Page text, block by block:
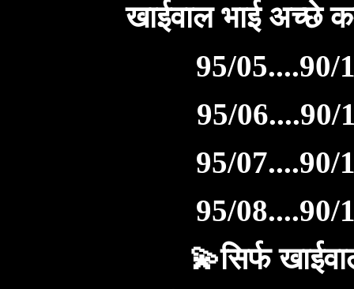
खाईवाल भाई अच्छे
95/05....90/
95/06....90/
95/07....90/
95/08....90/
💫सिर्फ